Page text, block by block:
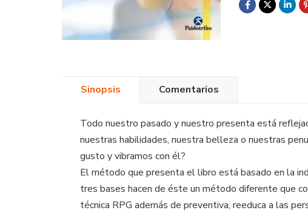
Sinopsis Comentarios
Todo nuestro pasado y nuestro presenta está
nuestras habilidades, nuestra belleza o nuestras
gusto y vibramos con él?
El método que presenta el libro está basado en la
tres bases hacen de éste un método diferente que
técnica RPG además de preventiva, reeduca a las